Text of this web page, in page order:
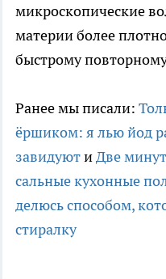
микроскопические
материи более
быстрому
Ранее мы писали:
ёршиком: я лью йод
завидуютиДве
сальные кухонные
делюсь способом,
стиралку